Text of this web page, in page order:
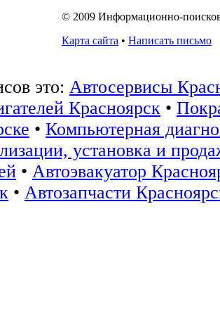
© 2009 Информационно-
Карта сайта • Написать письмо
это: Автосервисы
Красноярск •
• Компьютерная
установка и
• Автоэвакуатор
• Автозапчасти